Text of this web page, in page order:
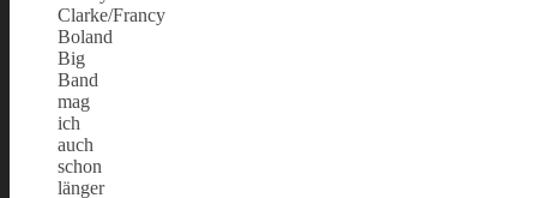
Clarke/Francy
Boland
Big
Band
mag
ich
auch
schon
länger